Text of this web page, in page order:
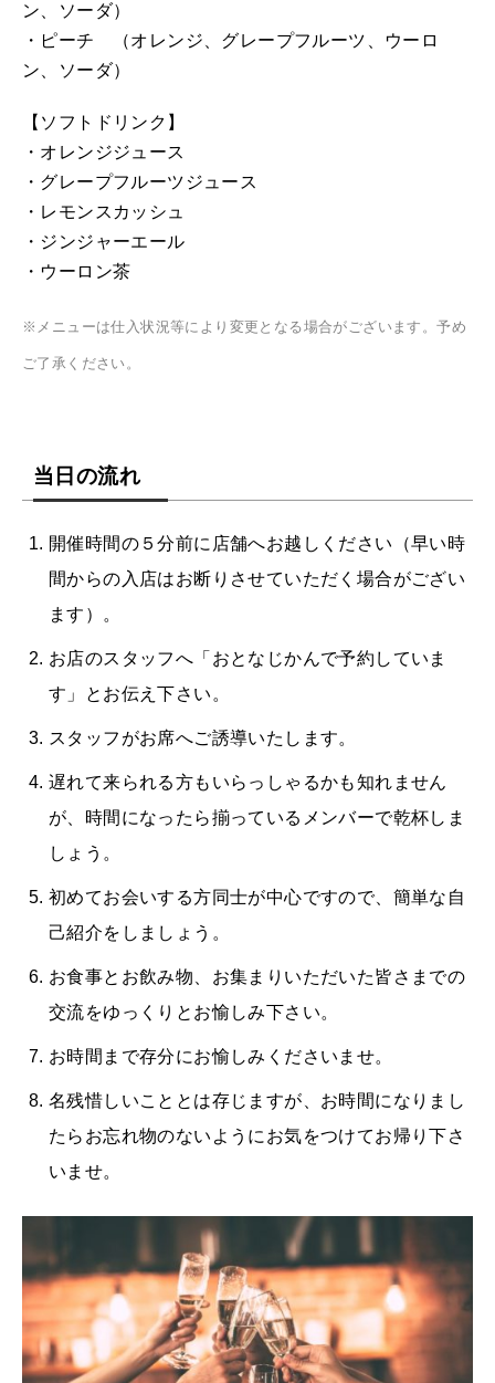
ン、ソーダ）
・ピーチ （オレンジ、グレープフルーツ、ウーロ
ン、ソーダ）
【ソフトドリンク】
・オレンジジュース
・グレープフルーツジュース
・レモンスカッシュ
・ジンジャーエール
・ウーロン茶
※メニューは仕入状況等により変更となる場合がございます。予め
ご了承ください。
当日の流れ
開催時間の５分前に店舗へお越しください（早い時
間からの入店はお断りさせていただく場合がござい
ます）。
お店のスタッフへ「おとなじかんで予約していま
す」とお伝え下さい。
スタッフがお席へご誘導いたします。
遅れて来られる方もいらっしゃるかも知れません
が、時間になったら揃っているメンバーで乾杯しま
しょう。
初めてお会いする方同士が中心ですので、簡単な自
己紹介をしましょう。
お食事とお飲み物、お集まりいただいた皆さまでの
交流をゆっくりとお愉しみ下さい。
お時間まで存分にお愉しみくださいませ。
名残惜しいこととは存じますが、お時間になりまし
たらお忘れ物のないようにお気をつけてお帰り下さ
いませ。